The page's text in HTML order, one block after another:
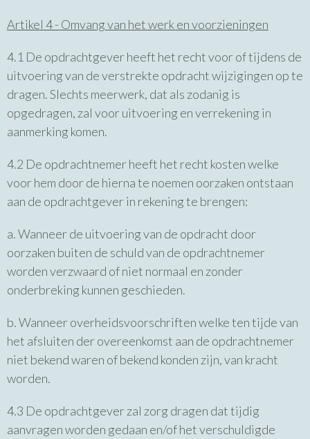
Artikel 4 - Omvang van het werk en voorzieningen
4.1 De opdrachtgever heeft het recht voor of tijdens de
uitvoering van de verstrekte opdracht wijzigingen op te
dragen. Slechts meerwerk, dat als zodanig is
opgedragen, zal voor uitvoering en verrekening in
aanmerking komen.
4.2 De opdrachtnemer heeft het recht kosten welke
voor hem door de hierna te noemen oorzaken ontstaan
aan de opdrachtgever in rekening te brengen:
a. Wanneer de uitvoering van de opdracht door
oorzaken buiten de schuld van de opdrachtnemer
worden verzwaard of niet normaal en zonder
onderbreking kunnen geschieden.
b. Wanneer overheidsvoorschriften welke ten tijde van
het afsluiten der overeenkomst aan de opdrachtnemer
niet bekend waren of bekend konden zijn, van kracht
worden.
4.3 De opdrachtgever zal zorg dragen dat tijdig
aanvragen worden gedaan en/of het verschuldigde